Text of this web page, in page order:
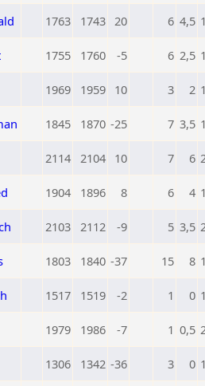
1763 1743 20 6 4,5
1755 1760 -5 6 2,5
1969 1959 10 3 2
1845 1870 -25 7 3,5
2114 2104 10 7 6
1904 1896 8 6 4
2103 2112 -9 5 3,5
1803 1840 -37 15 8
1517 1519 -2 1 0
1979 1986 -7 1 0,5
1306 1342 -36 3 0